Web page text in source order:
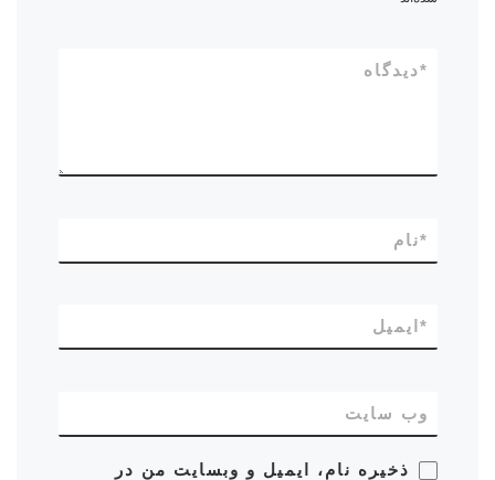
دیدگاه*
نام*
ایمیل *
وب‌ سایت
ذخیره نام، ایمیل و وبسایت من در